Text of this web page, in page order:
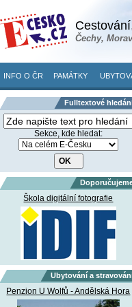
Čechy,
INFO O ČR PAMÁTKY
Fulltextové
Sekce, kde hledat:
Škola digitální fotografie
Ubytování a
Penzion U Wolfů - Andělská Hora